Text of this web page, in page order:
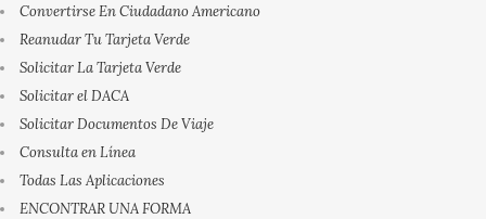
Convertirse En Ciudadano Americano
Reanudar Tu Tarjeta Verde
Solicitar La Tarjeta Verde
Solicitar el DACA
Solicitar Documentos De Viaje
Consulta en Línea
Todas Las Aplicaciones
ENCONTRAR UNA FORMA